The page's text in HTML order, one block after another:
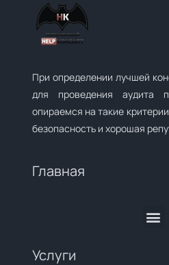
При определении лучшей
для проведения аудита
опираемся на такие
безопасность и хорошая
Главная
Услуги